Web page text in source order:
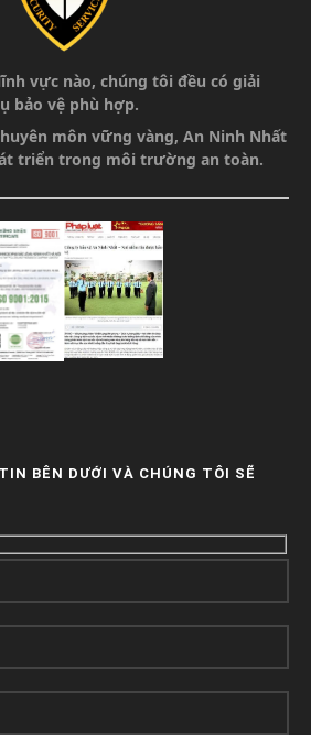
vực nào, chúng tôi đều có giải
bảo vệ phù hợp.
môn vững vàng, An Ninh Nhất
triển trong môi trường an toàn.
BÊN DƯỚI VÀ CHÚNG TÔI SẼ